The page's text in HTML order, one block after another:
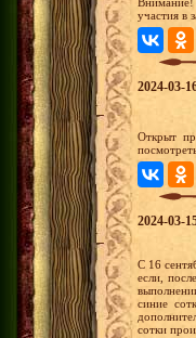
участия в
2024-03-
Открыт
2024-03-
С 16
если,
синие
сотки